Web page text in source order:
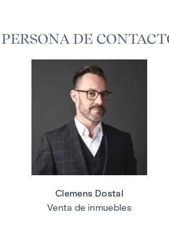
PERSONA DE
Clemens Dostal
Venta de inmuebles